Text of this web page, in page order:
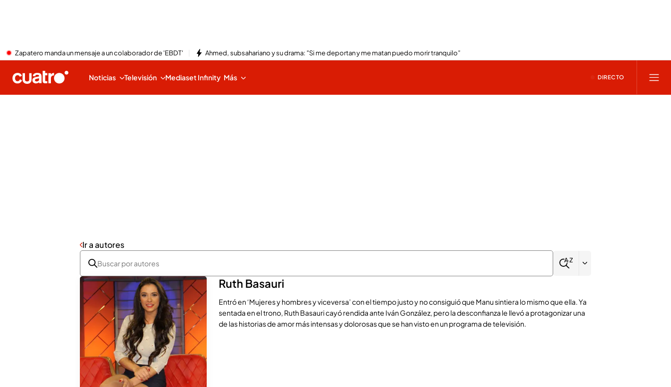
Zapatero manda un mensaje a un colaborador de 'EBDT' Ahmed, subsahariano y su drama: "Si me deportan y me matan puedo morir tranquilo”
Noticias Televisión Mediaset Infinity Más DIRECTO
Ir a autores
Ruth Basauri
Entró en ‘Mujeres y hombres y viceversa’ con el tiempo justo y no consiguió que Manu sintiera lo mismo que ella. Ya
sentada en el trono, Ruth Basauri cayó rendida ante Iván González, pero la desconfianza le llevó a protagonizar una
de las historias de amor más intensas y dolorosas que se han visto en un programa de televisión.